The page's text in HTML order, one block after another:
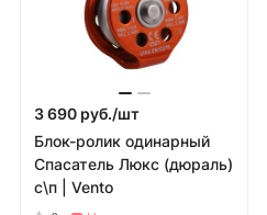
3 690 руб./шт
Блок-ролик одинарный
Спасатель Люкс (дюраль)
с\п | Vento